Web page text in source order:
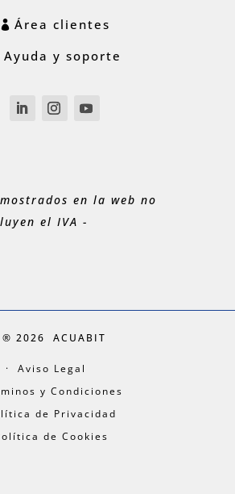
Área clientes
Ayuda y soporte
en la web no
el IVA -
® 2026ACUABIT
Aviso Legal
y Condiciones
de Privacidad
de Cookies